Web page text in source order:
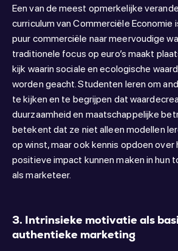
Een van de meest opmerkelijke
curriculum van Commerciële Economie
puur commerciële naar meervoudige
traditionele focus op euro’s maakt
kijk waarin sociale en ecologische
worden geacht. Studenten leren om
te kijken en te begrijpen dat
duurzaamheid en maatschappelijke
betekent dat ze niet alleen modellen
op winst, maar ook kennis opdoen over
positieve impact kunnen maken in hun
als marketeer.
3. Intrinsieke motivatie als
authentieke marketing